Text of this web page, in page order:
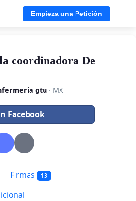
Empieza una Petición
coordinadora De
gtu· MX
Facebook
Firmas 13